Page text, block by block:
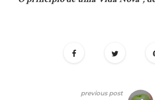
previous post